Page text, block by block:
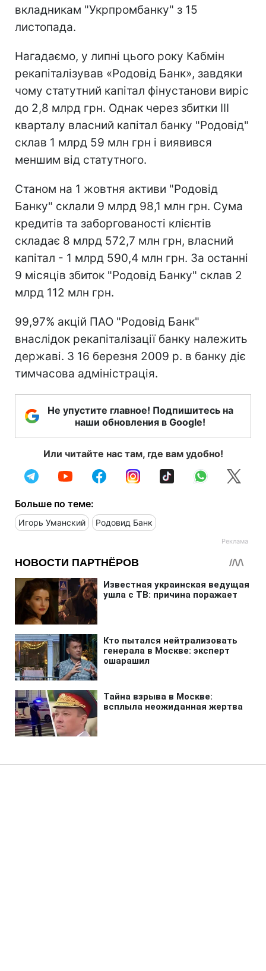
вкладникам "Укрпромбанку" з 15
листопада.
Нагадаємо, у липні цього року Кабмін
рекапіталізував «Родовід Банк», завдяки
чому статутний капітал фінустанови виріс
до 2,8 млрд грн. Однак через збитки III
кварталу власний капітал банку "Родовід"
склав 1 млрд 59 млн грн і виявився
меншим від статутного.
Станом на 1 жовтня активи "Родовід
Банку" склали 9 млрд 98,1 млн грн. Сума
кредитів та заборгованості клієнтів
складає 8 млрд 572,7 млн грн, власний
капітал - 1 млрд 590,4 млн грн. За останні
9 місяців збиток "Родовід Банку" склав 2
млрд 112 млн грн.
99,97% акцій ПАО "Родовід Банк"
внаслідок рекапіталізації банку належить
державі. З 16 березня 2009 р. в банку діє
тимчасова адміністрація.
Не упустите главное! Подпишитесь на
наши обновления в Google!
Или читайте нас там, где вам удобно!
Больше по теме:
Игорь Уманский Родовид Банк